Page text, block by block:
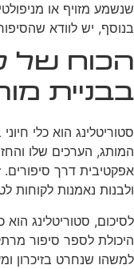
שנשמע מזויף או
בנוסף, יש לוודא
הכוח של
בבניית
סטוריטלינג הוא כלי
המותג, הערכים שלו
אפקטיבית דרך סיפורים.
ולבנות נאמנות לקוחות
לסיכום, סטוריטלינג
היכולת לספר סיפור
למשהו שנחרט בזיכרון